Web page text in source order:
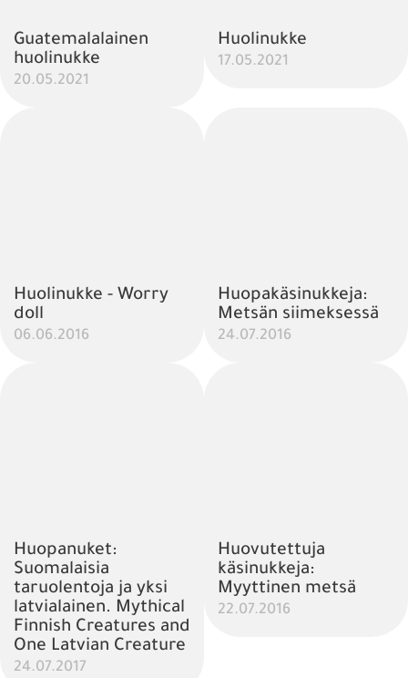
Guatemalalainen
huolinukke
20.05.2021
Huolinukke
17.05.2021
Huolinukke - Worry
doll
06.06.2016
Huopakäsinukkeja:
Metsän siimeksessä
24.07.2016
Huopanuket:
Suomalaisia
taruolentoja ja yksi
latvialainen. Mythical
Finnish Creatures and
One Latvian Creature
24.07.2017
Huovutettuja
käsinukkeja:
Myyttinen metsä
22.07.2016